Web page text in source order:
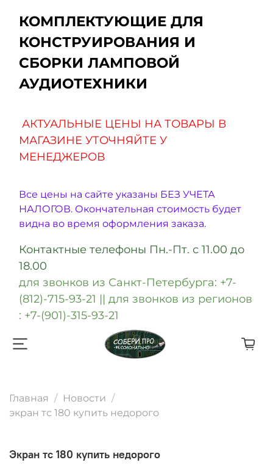
КОМПЛЕКТУЮЩИЕ ДЛЯ
КОНСТРУИРОВАНИЯ И
СБОРКИ ЛАМПОВОЙ
АУДИОТЕХНИКИ
АКТУАЛЬНЫЕ ЦЕНЫ НА ТОВАРЫ В
МАГАЗИНЕ УТОЧНЯЙТЕ У
МЕНЕДЖЕРОВ
Все цены на сайте указаны БЕЗ УЧЕТА
НАЛОГОВ. Окончательная стоимость будет
видна во время оформления заказа.
Контактные телефоны Пн.-Пт. с 11.00 до
18.00
для звонков из Санкт-Петербурга: +7-
(812)-715-93-21 || для звонков из регионов
: +7-(901)-315-93-21
Главная
Новости
экран тс 180 купить недорого
экран тс 180 купить недорого